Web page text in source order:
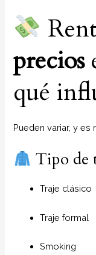
precios
qué
Pueden variar, y es
Tipo de
Traje clásico
Traje formal
Smoking